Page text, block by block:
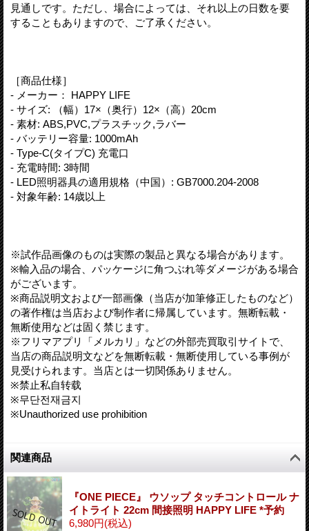
見通しです。ただし、場合によっては、それ以上の日数を要
することもありますので、ご了承ください。
［商品仕様］
- メーカー： HAPPY LIFE
- サイズ: （幅）17×（奥行）12×（高）20cm
- 素材: ABS,PVC,プラスチック,ラバー
- バッテリー容量: 1000mAh
- Type-C(タイプC) 充電口
- 充電時間: 3時間
- LED照明器具の適用規格（中国）: GB7000.204-2008
- 対象年齢: 14歳以上
※試作品画像のものは実際の製品と異なる場合があります。
※輸入品の場合、パッケージに角つぶれ等ダメージがある場合
がございます。
※商品説明文および一部画像（当店が加筆修正したものなど）
の著作権は当店および制作者に帰属しています。無断転載・
無断使用などは固く禁じます。
※フリマアプリ「メルカリ」などの外部売買取引サイトで、
当店の商品説明文などを無断転載・無断使用している事例が
見受けられます。当店とは一切関係ありません。
※禁止私自转载
※무단전재금지
※Unauthorized use prohibition
関連商品
『ONE PIECE』 ウソップ タッチコントロール ナ
イトライト 22cm 間接照明 HAPPY LIFE *予約
6,980円(税込)